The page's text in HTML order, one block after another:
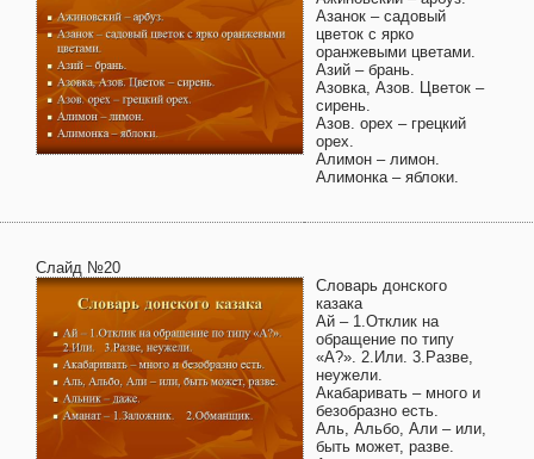
Азанок – садовый
цветок с ярко
оранжевыми цветами.
Азий – брань.
Азовка, Азов. Цветок –
сирень.
Азов. орех – грецкий
орех.
Алимон – лимон.
Алимонка – яблоки.
Слайд №20
Словарь донского
казака
Ай – 1.Отклик на
обращение по типу
«А?». 2.Или. 3.Разве,
неужели.
Акабаривать – много и
безобразно есть.
Аль, Альбо, Али – или,
быть может, разве.